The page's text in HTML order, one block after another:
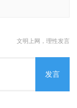
文明上网，理性发言
发言